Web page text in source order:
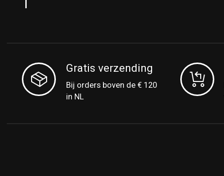
Gratis verzending
Bij orders boven de € 120
in NL